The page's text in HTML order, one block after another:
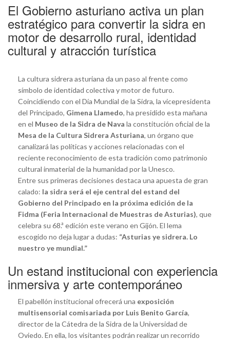
El Gobierno asturiano activa un plan
estratégico para convertir la sidra en
motor de desarrollo rural, identidad
cultural y atracción turística
La cultura sidrera asturiana da un paso al frente como
símbolo de identidad colectiva y motor de futuro.
Coincidiendo con el Día Mundial de la Sidra, la vicepresidenta
del Principado, Gimena Llamedo, ha presidido esta mañana
en el Museo de la Sidra de Nava la constitución oficial de la
Mesa de la Cultura Sidrera Asturiana, un órgano que
canalizará las políticas y acciones relacionadas con el
reciente reconocimiento de esta tradición como patrimonio
cultural inmaterial de la humanidad por la Unesco.
Entre sus primeras decisiones destaca una apuesta de gran
calado: la sidra será el eje central del estand del
Gobierno del Principado en la próxima edición de la
Fidma (Feria Internacional de Muestras de Asturias), que
celebra su 68.ª edición este verano en Gijón. El lema
escogido no deja lugar a dudas: “Asturias ye sidrera. Lo
nuestro ye mundial.”
Un estand institucional con experiencia
inmersiva y arte contemporáneo
El pabellón institucional ofrecerá una exposición
multisensorial comisariada por Luis Benito García,
director de la Cátedra de la Sidra de la Universidad de
Oviedo. En ella, los visitantes podrán realizar un recorrido